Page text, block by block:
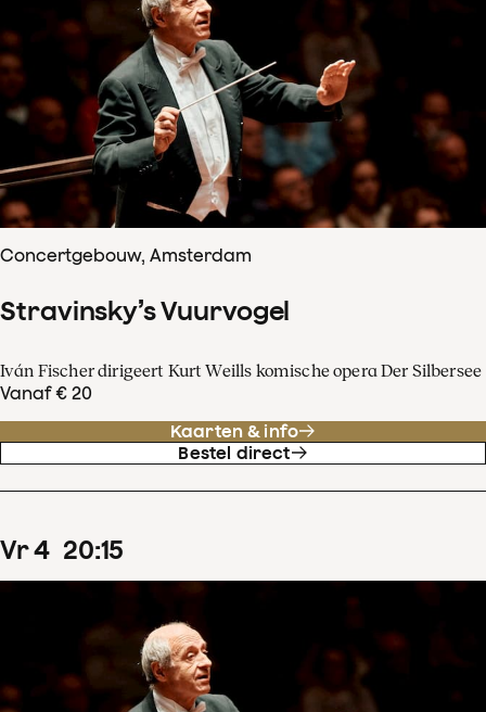
Concertgebouw, Amsterdam
Stravinsky’s Vuurvogel
Iván Fischer dirigeert Kurt Weills komische opera Der Silbersee
Vanaf € 20
Kaarten & info
Bestel direct
vr4 20:15